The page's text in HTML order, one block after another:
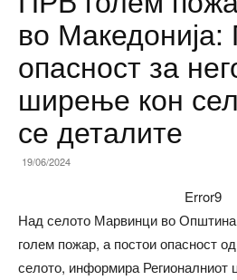
во Македонија:
опасност за
ширење кон
се деталите
19/06/2024
Error9
Над селото Марвинци во
голем пожар, а постои опасност
селото, информира Регионалниот